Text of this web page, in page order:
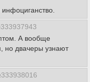
А вообще
но двачеры узнают